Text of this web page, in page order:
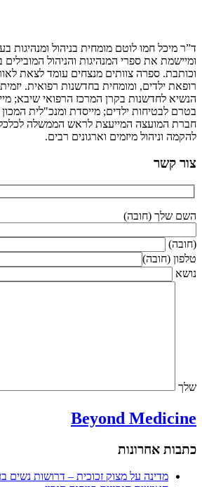
חמו לוטם מומחית בניהול ומנהיגות בעולם
את ספרי המנהיגות והניהול המובילים
ספרה צוותים מנצחים עומד לצאת לאור
ילדים, ומומחית בחדשנות רפואית. יזמית
לחדשנות בקרן המרכז הרפואי שיבא; מייסדת
ילדים; מייסדת ומנכ"לית המכון
המייעצת לראש הממשלה לכלכלה
וניהול מיזמים וארגונים רבים.
(חובה)
(חובה)
Beyond
אחרונות
מדינה על מצוק זכוכית – דרושות נשים